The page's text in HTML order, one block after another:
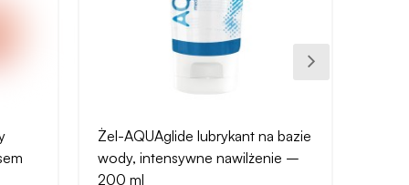
Żel-AQUAglide lubrykant na bazie
wody, intensywne nawilżenie –
200 ml